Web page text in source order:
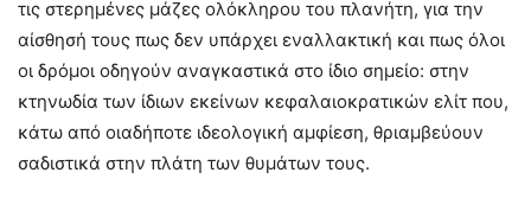
τις στερημένες μάζες ολόκληρου του πλανήτη, για την
αίσθησή τους πως δεν υπάρχει εναλλακτική και πως όλοι
οι δρόμοι οδηγούν αναγκαστικά στο ίδιο σημείο: στην
κτηνωδία των ίδιων εκείνων κεφαλαιοκρατικών ελίτ που,
κάτω από οιαδήποτε ιδεολογική αμφίεση, θριαμβεύουν
σαδιστικά στην πλάτη των θυμάτων τους.